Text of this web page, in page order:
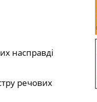
насправді
речових